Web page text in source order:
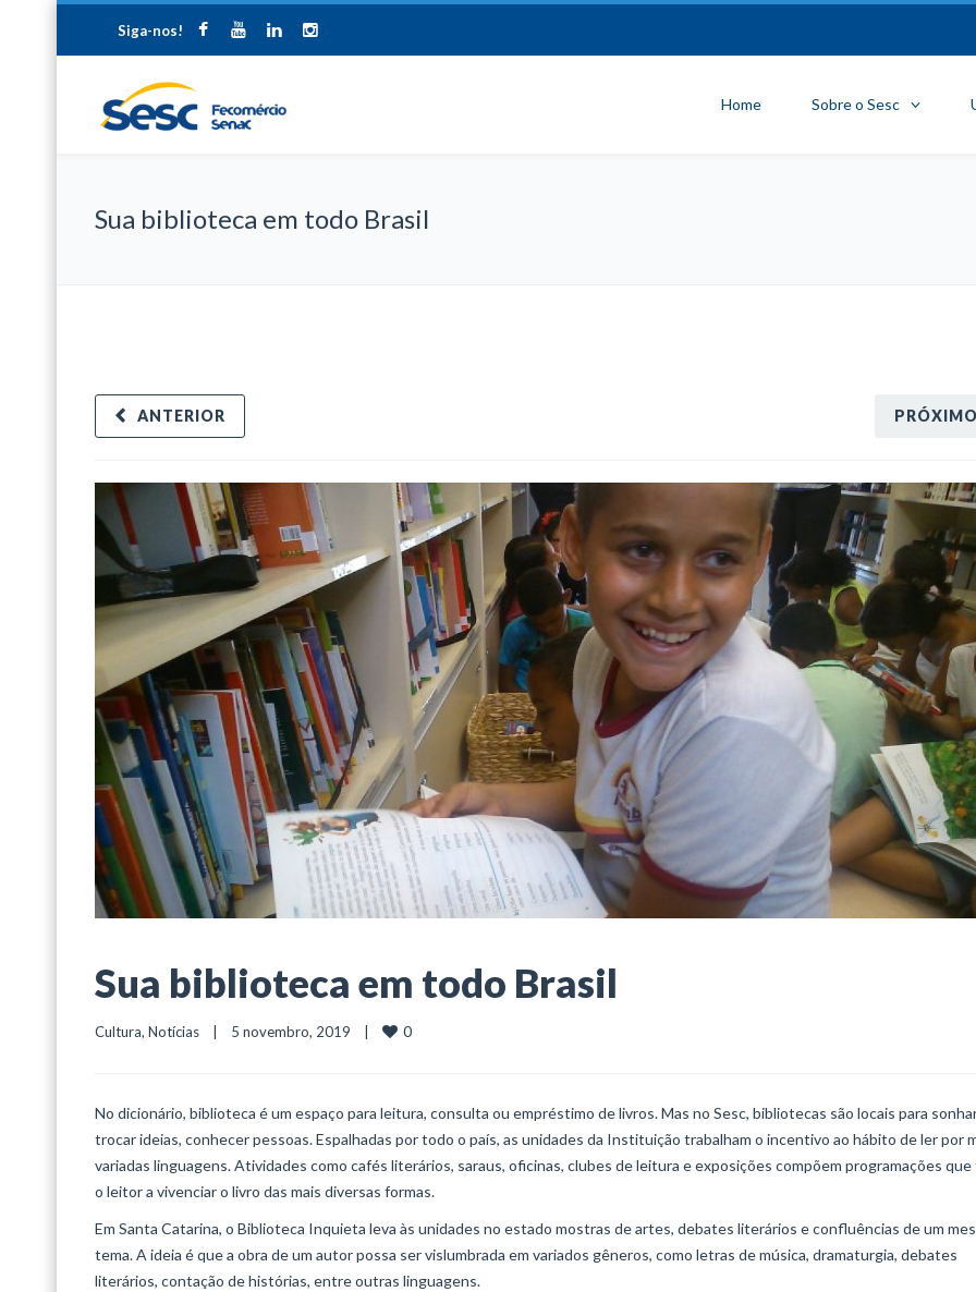
Siga-nos!
Home Sobre o Sesc
Sua biblioteca em todo Brasil
PRÓXIMO
ANTERIOR
Sua biblioteca em todo Brasil
Cultura, Notícias
    |    5 novembro, 2019    |
0
No dicionário, biblioteca é um espaço para leitura, consulta ou empréstimo de livros. Mas no Sesc, bibliotecas são locais para
trocar ideias, conhecer pessoas. Espalhadas por todo o país, as unidades da Instituição trabalham o incentivo ao hábito de ler por
variadas linguagens. Atividades como cafés literários, saraus, oficinas, clubes de leitura e exposições compõem programações que
o leitor a vivenciar o livro das mais diversas formas.
Em Santa Catarina, o Biblioteca Inquieta leva às unidades no estado mostras de artes, debates literários e confluências de um
tema. A ideia é que a obra de um autor possa ser vislumbrada em variados gêneros, como letras de música, dramaturgia, debates
literários, contação de histórias, entre outras linguagens.